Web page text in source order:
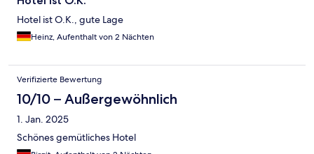
Hotel ist O.K., gute Lage
Heinz, Aufenthalt von 2 Nächten
Verifizierte Bewertung
10/10 – Außergewöhnlich
1. Jan. 2025
Schönes gemütliches Hotel